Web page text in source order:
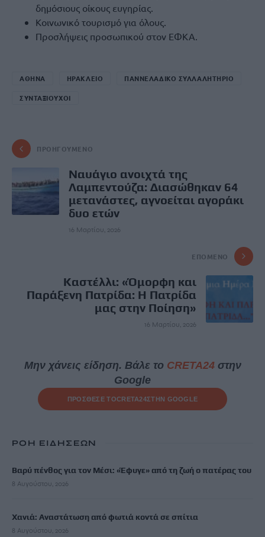
δημόσιους οίκους ευγηρίας.
Κοινωνικό τουρισμό για όλους.
Προσλήψεις προσωπικού στον ΕΦΚΑ.
ΑΘΗΝΑ ΗΡΑΚΛΕΙΟ ΠΑΝΝΕΛΑΔΙΚΟ ΣΥΛΛΑΛΗΤΗΡΙΟ
ΣΥΝΤΑΞΙΟΥΧΟΙ
ΠΡΟΗΓΟΎΜΕΝΟ
Ναυάγιο ανοιχτά της
Λαμπεντούζα: Διασώθηκαν 64
μετανάστες, αγνοείται αγοράκι
δυο ετών
16 Μαρτίου, 2026
ΕΠΌΜΕΝΟ
Καστέλλι: «Όμορφη και
Παράξενη Πατρίδα: Η Πατρίδα
μας στην Ποίηση»
16 Μαρτίου, 2026
Μην χάνεις είδηση. Βάλε το CRETA24στην
Google
ΠΡΟΣΘΕΣΕ ΤΟCRETA24ΣΤΗΝ GOOGLE
ΡΟΗ ΕΙΔΗΣΕΩΝ
Βαρύ πένθος για τον Μέσι: «Έφυγε» από τη ζωή ο πατέρας του
8 Αυγούστου, 2026
Χανιά: Αναστάτωση από φωτιά κοντά σε σπίτια
8 Αυγούστου, 2026